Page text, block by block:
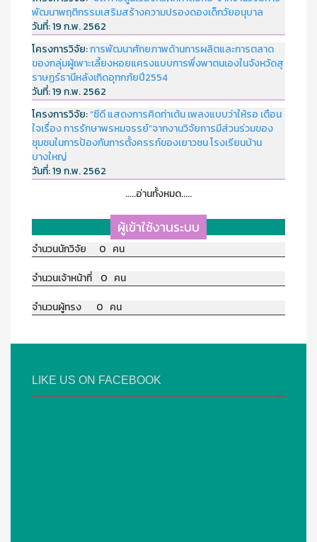
พัฒนาพฤติกรรมเสริมสร้างความปรองดองเด็กวัยอนุบาล
วันที่:19 ก.พ. 2562
โครงการวิจัย:การพัฒนาศักยภาพด้านการผลิตและการตลาด
ของกลุ่มผู้เพาะเลี้ยงหอยแครงแบบการพึ่งพาตนเองในจังหวัดสุ
ราษฏร์ธานีหลังเกิดอุทกภัยปี2554
วันที่:19 ก.พ. 2562
โครงการวิจัย:“ซีดี แสดงการคิดท่าเต้น เพลงแบบว่าให้รอ เตือน
ใจเรื่อง การรักษาพรหมจรรย์”จากงานวิจัยการมีส่วนร่วมของ
ชุมชนในการป้องกันการตั้งครรภ์ของเยาวชน โรงเรียนบ้าน
บางใหญ่
วันที่:19 ก.พ. 2562
.....อ่านทั้งหมด.....
ผู้เข้าใช้งานระบบ
จำนวนนักวิจัย 0 คน
จำนวนเจ้าหน้าที่ 0 คน
จำนวนผู้ทรง 0 คน
LIKE US ON FACEBOOK